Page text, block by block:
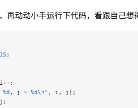
再动动小手运行下代码，看跟自己想
15 ;
++;
%d , j = %d\n" , i, j);
j;